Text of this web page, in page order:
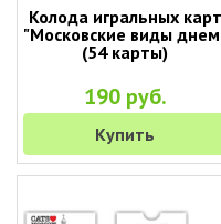
Колода игральных карт
"Московские виды
(54 карты)
190 руб.
Купить